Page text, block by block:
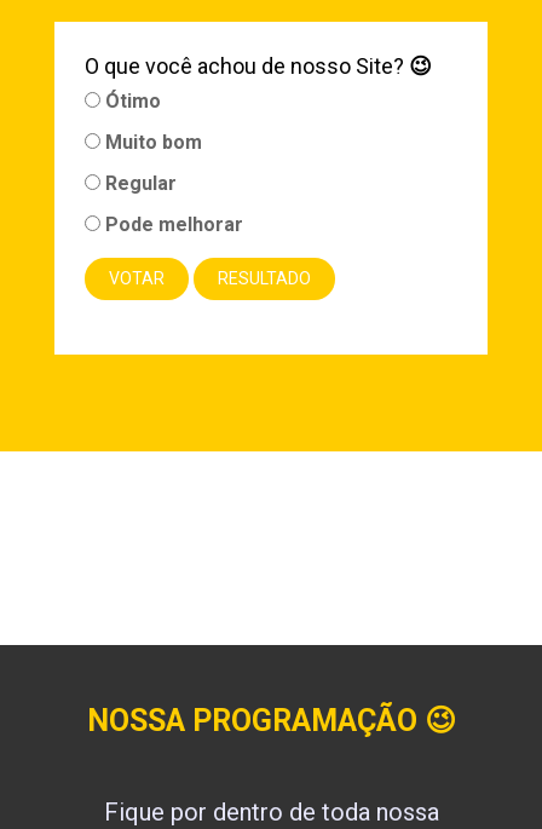
O que você achou de nosso Site? 😉
Ótimo
Muito bom
Regular
Pode melhorar
NOSSA PROGRAMAÇÃO 😉
Fique por dentro de toda nossa